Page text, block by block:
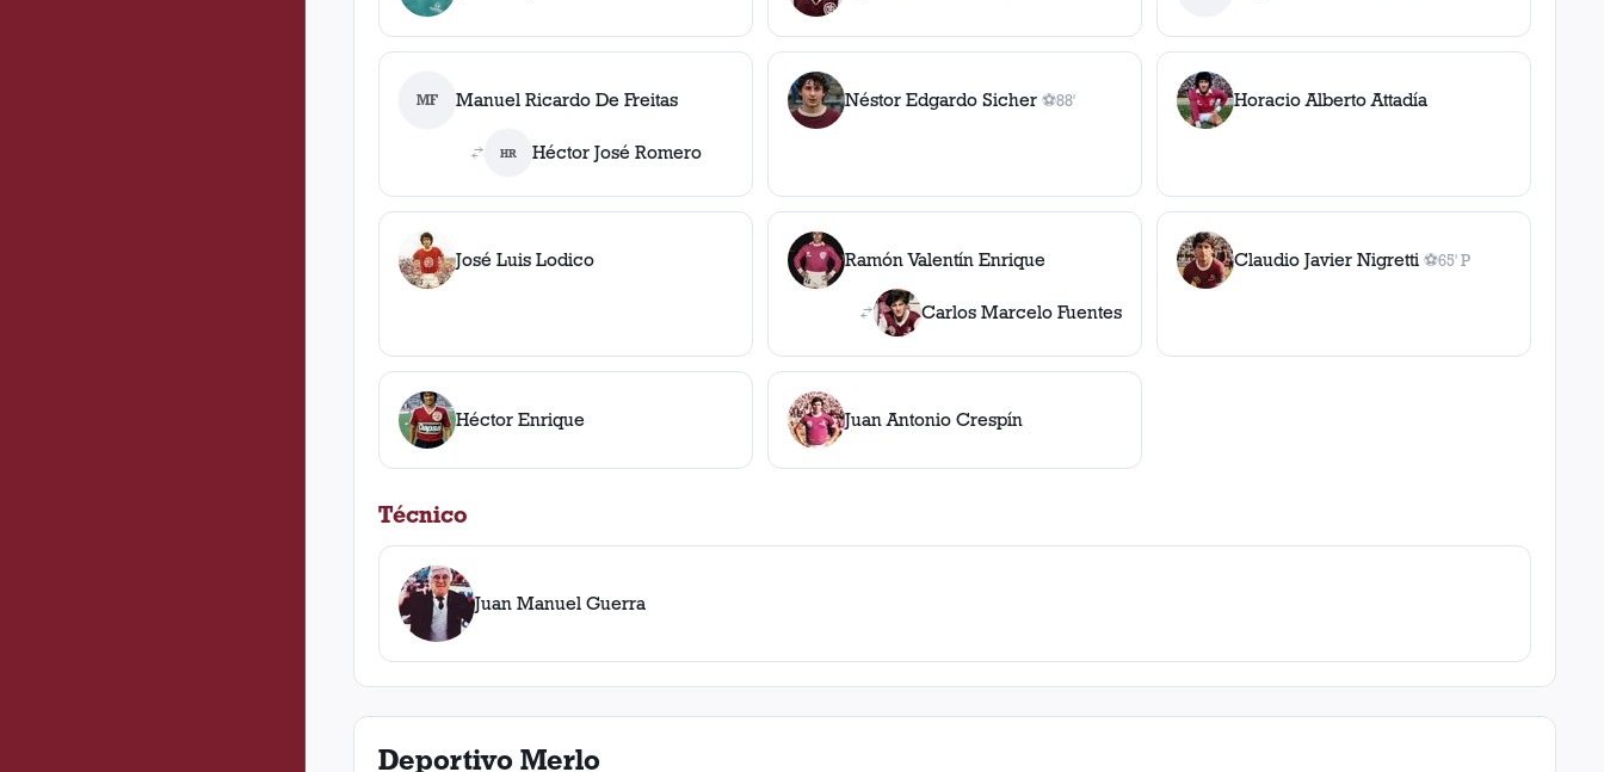
MF Manuel Ricardo De Freitas
HR Héctor José Romero
Néstor Edgardo Sicher ⚽
1gol
88' Horacio Alberto Attadía
José Luis Lodico Ramón Valentín Enrique
Carlos Marcelo Fuentes
Claudio Javier Nigretti ⚽
1gol , 65' P
65' P
Héctor Enrique Juan Antonio Crespín
Técnico
Juan Manuel Guerra
Deportivo Merlo